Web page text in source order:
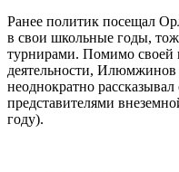
Ранее политик посещал
в свои школьные годы,
турнирами. Помимо своей
деятельности, Илюмжинов
неоднократно
представителями
году).